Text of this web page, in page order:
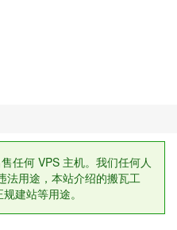
任何 VPS 主机。我们任何人
法用途，本站介绍的搬瓦工
建站等用途。